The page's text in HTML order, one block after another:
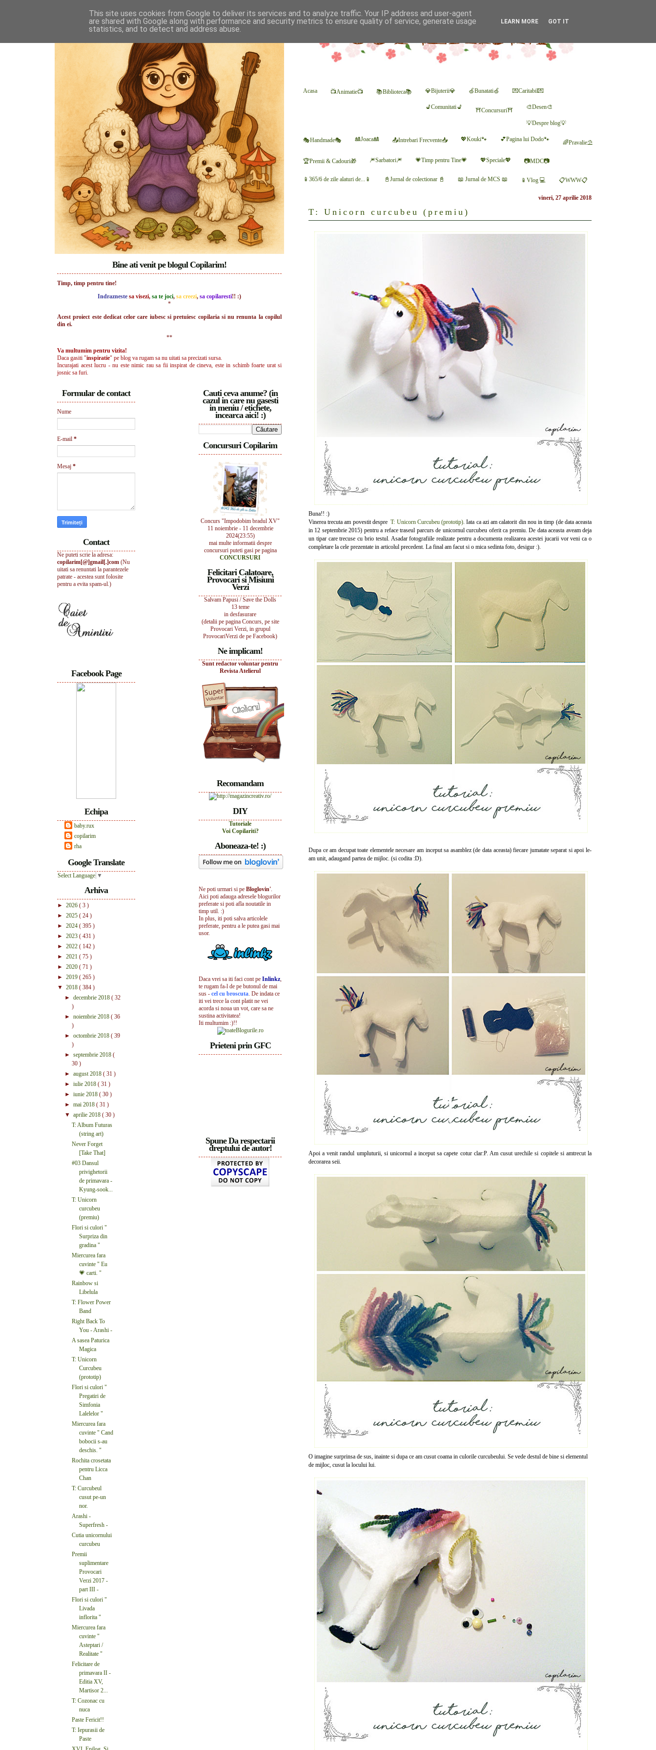
Acasa 📺Animatie📺 📚Biblioteca📚 💎Bijuterii💎 🍏Bunatati🍏 💌Caritabil💌
💺Comunitati💺 ⛩Concursuri⛩ 🎨Desen🎨
💡Despre blog💡
🎭Handmade🎭 🎎Joaca🎎 📤Intrebari Frecvente📥 💖Kouki🐾 💕Pagina lui Dodo🐾 🌈Pravalie⛱
🏆Premii & Cadouri🎁 🎆Sarbatori🎆 💗Timp pentru Tine💗 💖Speciale💖 📷MDC📷
📱365/6 de zile alaturi de...📱 📓Jurnal de colectionar 📓 📖 Jurnal de MCS 📖 📱Vlog 💻 📋WWW📋
vineri, 27 aprilie 2018
T: Unicorn curcubeu (premiu)
Buna!! :)
Vinerea trecuta am povestit despreT: Unicorn Curcubeu (prototip). Iata ca azi am calatorit din nou in timp (de data aceasta
in 12 septembrie 2015) pentru a reface traseul parcurs de unicornul curcubeu oferit ca premiu. De data aceasta aveam deja
un tipar care trecuse cu brio testul. Asadar fotografiile realizate pentru a documenta realizarea acestei jucarii vor veni ca o
completare la cele prezentate in articolul precedent. La final am facut si o mica sedinta foto, desigur :).
Dupa ce am decupat toate elementele necesare am inceput sa asamblez (de data aceasta) fiecare jumatate separat si apoi le-
am unit, adaugand partea de mijloc. (si codita :D).
Apoi a venit randul umpluturii, si unicornul a inceput sa capete cotur clar:P. Am cusut urechile si copitele si amtrecut la
decorarea seii.
O imagine surprinsa de sus, inainte si dupa ce am cusut coama in culorile curcubeului. Se vede destul de bine si elementul
de mijloc, cusut la locului lui.
Bine ati venit pe blogul Copilarim!
Timp, timp pentru tine!
Indrazneste sa visezi, sa te joci, sa creezi, sa copilaresti!! :)
*
Acest proiect este dedicat celor care iubesc si pretuiesc copilaria si nu renunta la copilul
din ei.
**
Va multumim pentru vizita!
Daca gasiti "inspiratie" pe blog va rugam sa nu uitati sa precizati sursa.
Incurajati acest lucru - nu este nimic rau sa fii inspirat de cineva, este in schimb foarte urat si
josnic sa furi.
Cauti ceva anume? (in
cazul in care nu gasesti
in meniu / etichete,
incearca aici! :)
Concursuri Copilarim
Concurs "Impodobim bradul XV"
11 noiembrie - 11 decembrie
2024(23:55)
mai multe informatii despre
concursuri puteti gasi pe pagina
CONCURSURI
Felicitari Calatoare,
Provocari si Misiuni
Verzi
Salvam Papusi / Save the Dolls
13 teme
in desfasurare
(detalii pe pagina Concurs, pe site
Provocari Verzi, in grupul
ProvocariVerzi de pe Facebook)
Ne implicam!
Sunt redactor voluntar pentru
Revista Atelierul
Recomandam
DIY
Tutoriale
Voi Copilariti?
Aboneaza-te! :)
Ne poti urmari si pe Bloglovin'.
Aici poti adauga adresele blogurilor
preferate si poti afla noutatile in
timp util. :)
In plus, iti poti salva articolele
preferate, pentru a le putea gasi mai
usor.
Daca vrei sa iti faci cont pe Inlinkz,
te rugam fa-l de pe butonul de mai
sus - cel cu broscuta. De indata ce
iti vei trece la cont platit ne vei
acorda si noua un vot, care sa ne
sustina activitatea!
Iti multumim :)!!
Prieteni prin GFC
Spune Da respectarii
dreptului de autor!
Formular de contact
Nume
E-mail *
Mesaj *
Contact
Ne puteti scrie la adresa:
copilarim[@]gmail[.]com (Nu
uitati sa renuntati la parantezele
patrate - acestea sunt folosite
pentru a evita spam-ul.)
Facebook Page
Echipa
baby.rux
copilarim
rha
Google Translate
Select Language ▼
Arhiva
► 2026 ( 3 )
► 2025 ( 24 )
► 2024 ( 395 )
► 2023 ( 431 )
► 2022 ( 142 )
► 2021 ( 75 )
► 2020 ( 71 )
► 2019 ( 265 )
▼ 2018 ( 384 )
► decembrie 2018 ( 32
)
► noiembrie 2018 ( 36
)
► octombrie 2018 ( 39
)
► septembrie 2018 (
30 )
► august 2018 ( 31 )
► iulie 2018 ( 31 )
► iunie 2018 ( 30 )
► mai 2018 ( 31 )
▼ aprilie 2018 ( 30 )
T: Album Futuras
(string art)
Never Forget
[Take That]
#03 Dansul
privighetorii
de primavara -
Kyung-sook...
T: Unicorn
curcubeu
(premiu)
Flori si culori "
Surpriza din
gradina "
Miercurea fara
cuvinte " Eu
💗 carti. "
Rainbow si
Libelula
T: Flower Power
Band
Right Back To
You - Arashi -
A sasea Paturica
Magica
T: Unicorn
Curcubeu
(prototip)
Flori si culori "
Pregatiri de
Simfonia
Lalelelor "
Miercurea fara
cuvinte " Cand
bobocii s-au
deschis. "
Rochita crosetata
pentru Licca
Chan
T: Curcubeul
cusut pe-un
nor.
Arashi -
Superfresh -
Cutia unicornului
curcubeu
Premii
suplimentare
Provocari
Verzi 2017 -
part III -
Flori si culori "
Livada
inflorita "
Miercurea fara
cuvinte "
Asteptari /
Realitate "
Felicitare de
primavara II -
Editia XV,
Martisor 2...
T: Cozonac cu
nuca
Paste Fericit!!
T: Iepurasii de
Paste
This site uses cookies from Google to deliver its services and to analyze traffic. Your IP address and user-agent
are shared with Google along with performance and security metrics to ensure quality of service, generate usage
statistics, and to detect and address abuse.
LEARN MORE GOT IT